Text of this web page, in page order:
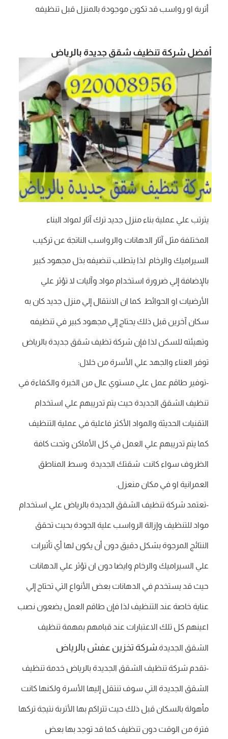
أتربة او رواسب قد تكون موجودة بالمنزل قبل تنظيفه
أفضل شركة تنظيف شقق جديدة بالرياض
يترتب علي عملية بناء منزل جديد ترك آثار لمواد البناء
المختلفة مثل آثار الدهانات والرواسب الناتجة عن تركيب
السيراميك والرخام لذا يتطلب تنضيفه بذل مجهود كبير
بالإضافة إلي ضرورة استخدام مواد وآليات لا تؤثر علي
الأرضيات او الحوائط كما ان الانتقال إلي منزل جديد كان به
سكان آخرين قبل ذلك يحتاج إلي مجهود كبير في تنظيفه
وتهيئته للسكن لذا فإن شركة تظيف شقق جديدة بالرياض
توفر العناء والجهد علي الأسرة من خلال:
-توفير طاقم عمل علي مستوي عال من الخبرة والكفاءة في
تنظيف الشقق الجديدة حيث يتم تدريبهم علي استخدام
التقنيات الحديثة والمواد الأكثر فاعلية في عملية التنظيف
كما يتم تدريبهم علي العمل في كل الأماكن وتحت كافة
الظروف سواء كانت شقتك الجديدة وسط المناطق
العمرانية او في مكان منعزل.
-تعتمد شركة تنظيف الشقق الجديدة بالرياض علي استخدام
مواد للتنظيف وإزالة الرواسب علية الجودة بحيث تحقق
النتائج المرجوة بشكل دقيق دون أن يكون لها أي تأثيرات
علي السيراميك والرخام وايضا دون ان تؤثر علي الدهانات
حيث قد يستخدم في الدهانات بعض الأنواع التي تحتاج إلي
عناية خاصة عند التنظيف لذا فإن طاقم العمل يضعون نصب
اعينهم كل تلك الاعتبارات عند قبامهم بمهمة تنظيف
الشقق الجديدة.شركة تخزين عفش بالرياض
-تقدم شركة تنظيف الشقق الجديدة بالرياض خدمة تنظيف
الشقق الجديدة التي سوف تنتقل إليها الأسرة ولكنها كانت
مأهولة بالسكان قبل ذلك حيث تتراكم بها الأتربة نتيجة تركها
فترة من الوقت دون تنظيف كما قد توجد بها بعض